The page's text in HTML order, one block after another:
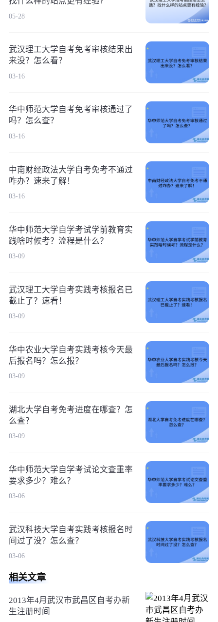
05-28
武汉理工大学自考免考审核结果出
来没？怎么看？
03-16
华中师范大学自考免考审核通过了
吗？怎么查？
03-16
中南财经政法大学自考免考不通过
咋办？速来了解！
03-16
华中师范大学自学考试学前教育实
践啥时候考？流程是什么？
03-09
武汉理工大学自考实践考核报名已
截止了？速看！
03-09
华中农业大学自考实践考核今天最
后报名吗？怎么报？
03-09
湖北大学自考免考进度在哪查？怎
么查？
03-09
华中师范大学自学考试论文查重率
要求多少？难么？
03-06
武汉科技大学自考实践考核报名时
间过了没？怎么查？
03-06
相关文章
2013年4月武汉市武昌区自考办新
生注册时间